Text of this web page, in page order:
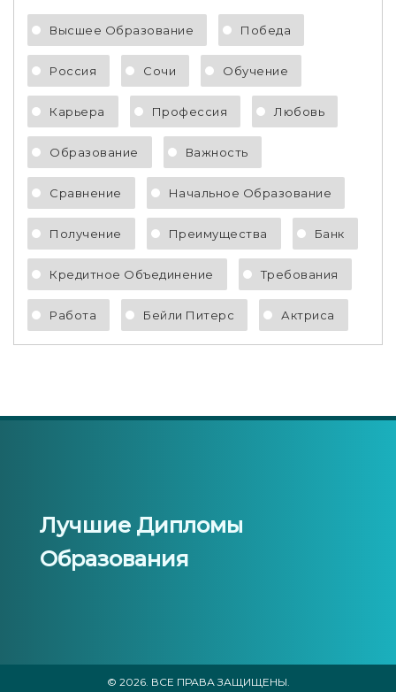
Высшее Образование Победа
Россия Сочи Обучение
Карьера Профессия Любовь
Образование Важность
Сравнение Начальное Образование
Получение Преимущества Банк
Кредитное Объединение Требования
Работа Бейли Питерс Актриса
Лучшие Дипломы
Образования
© 2026. ВСЕ ПРАВА ЗАЩИЩЕНЫ.